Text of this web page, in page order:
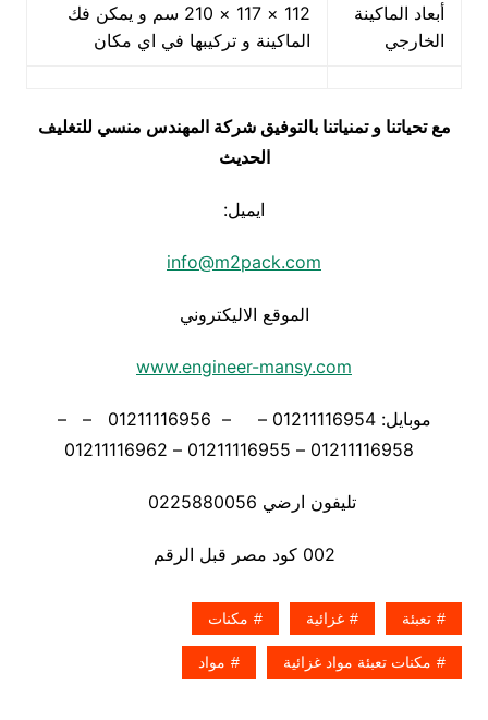
أبعاد الماكينة
الخارجي
112 × 117 × 210 سم و يمكن فك
الماكينة و تركيبها في اي مكان
مع تحياتنا و تمنياتنا بالتوفيق شركة المهندس منسي للتغليف
الحديث
ايميل:
info@m2pack.com
الموقع الاليكتروني
www.engineer-mansy.com
موبايل: 01211116954 – – 01211116956 – –
تليفون ارضي 0225880056
002 كود مصر قبل الرقم
تعبئة غزائية مكنات
مكنات تعبئة مواد غزائية مواد